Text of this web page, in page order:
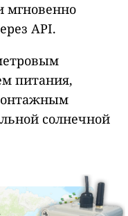
мгновенно
API.
питания,
солнечной